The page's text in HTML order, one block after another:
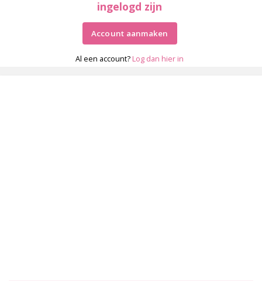
ingelogd zijn
Account aanmaken
Al een account? Log dan hier in